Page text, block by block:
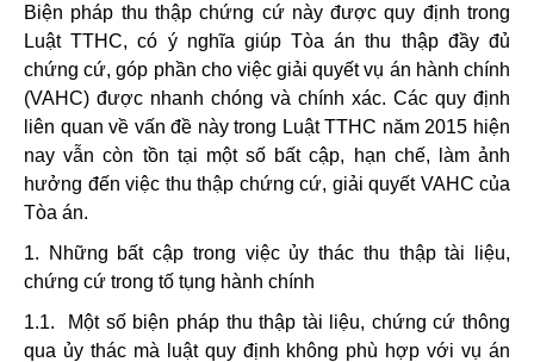
Biện pháp thu thập chứng cứ này được quy định trong
Luật TTHC, có ý nghĩa giúp Tòa án thu thập đầy đủ
chứng cứ, góp phần cho việc giải quyết vụ án hành chính
(VAHC) được nhanh chóng và chính xác. Các quy định
liên quan về vấn đề này trong Luật TTHC năm 2015 hiện
nay vẫn còn tồn tại một số bất cập, hạn chế, làm ảnh
hưởng đến việc thu thập chứng cứ, giải quyết VAHC của
Tòa án.
1. Những bất cập trong việc ủy thác thu thập tài liệu,
chứng cứ trong tố tụng hành chính
1.1. Một số biện pháp thu thập tài liệu, chứng cứ thông
qua ủy thác mà luật quy định không phù hợp với vụ án